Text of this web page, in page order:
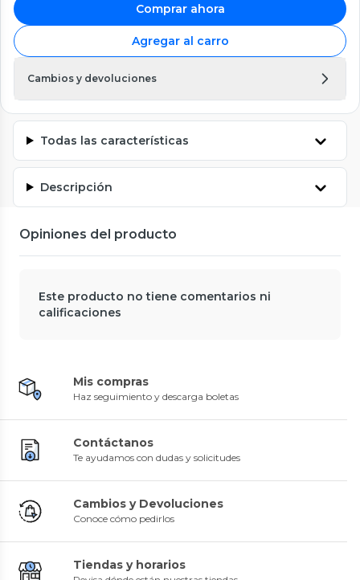
Comprar ahora
Agregar al carro
Cambios y devoluciones
Todas las características
Descripción
Opiniones del producto
Este producto no tiene comentarios ni
calificaciones
Mis compras
Haz seguimiento y descarga boletas
Contáctanos
Te ayudamos con dudas y solicitudes
Cambios y Devoluciones
Conoce cómo pedirlos
Tiendas y horarios